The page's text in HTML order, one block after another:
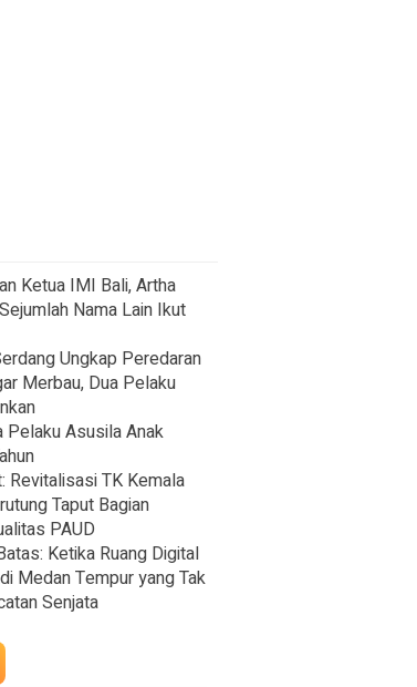
Ketua IMI Bali, Artha
Nama Lain Ikut
Ungkap Peredaran
Merbau, Dua Pelaku
Pelaku Asusila Anak
Revitalisasi TK Kemala
Taput Bagian
PAUD
Ketika Ruang Digital
Medan Tempur yang Tak
Senjata